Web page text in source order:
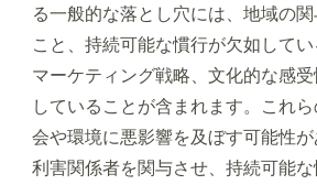
る一般的な落とし穴には、地域の
こと、持続可能な慣行が欠如して
マーケティング戦略、文化的な感
していることが含まれます。これ
会や環境に悪影響を及ぼす可能性
利害関係者を関与させ、持続可能